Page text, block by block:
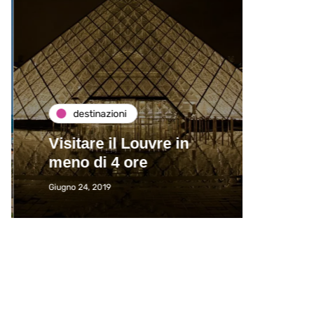
destinazioni
Visitare il Louvre in
meno di 4 ore
Giugno 24, 2019